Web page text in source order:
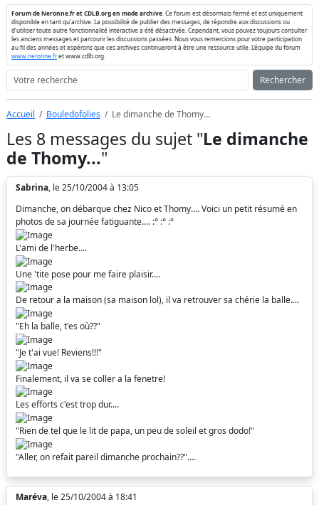
Forum de Neronne.fr et CDLB.org en mode archive . Ce forum est désormais fermé et est uniquement
disponible en tant qu'archive. La possibilité de publier des messages, de répondre aux discussions ou
d'utiliser toute autre fonctionnalité interactive a été désactivée. Cependant, vous pouvez toujours consulter
les anciens messages et parcourir les discussions passées. Nous vous remercions pour votre participation
au fil des années et espérons que ces archives continueront à être une ressource utile. L'équipe du forum
www.neronne.fret www.cdlb.org.
Rechercher
Accueil Bouledofolies Le dimanche de Thomy...
Les 8 messages du sujet "Le dimanche
de Thomy..."
Sabrina, le 25/10/2004 à 13:05
Dimanche, on débarque chez Nico et Thomy.... Voici un petit résumé en
photos de sa journée fatiguante.... :° :° :°
L'ami de l'herbe....
Une 'tite pose pour me faire plaisir....
De retour a la maison (sa maison lol), il va retrouver sa chérie la balle....
"Eh la balle, t'es où??"
"Je t'ai vue! Reviens!!!"
Finalement, il va se coller a la fenetre!
Les efforts c'est trop dur....
"Rien de tel que le lit de papa, un peu de soleil et gros dodo!"
"Aller, on refait pareil dimanche prochain??"....
Maréva, le 25/10/2004 à 18:41